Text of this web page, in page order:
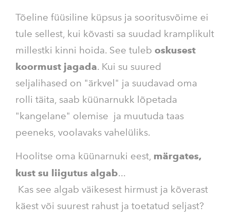
Tõeline füüsiline küpsus ja sooritusvõime ei
tule sellest, kui kõvasti sa suudad kramplikult
millestki kinni hoida. See tuleb oskusest
koormust jagada. Kui su suured
seljalihased on "ärkvel" ja suudavad oma
rolli täita, saab küünarnukk lõpetada
"kangelane" olemise ja muutuda taas
peeneks, voolavaks vahelüliks.
Hoolitse oma küünarnuki eest, märgates,
kust su liigutus algab...
Kas see algab väikesest hirmust ja kõverast
käest või suurest rahust ja toetatud seljast?